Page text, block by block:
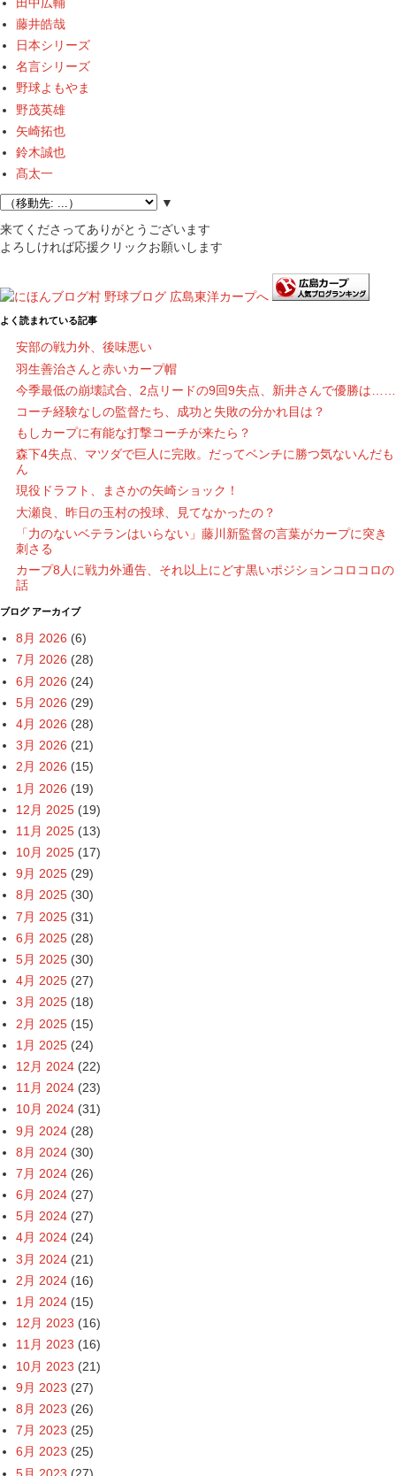
藤井皓哉
日本シリーズ
名言シリーズ
野球よもやま
野茂英雄
矢崎拓也
鈴木誠也
髙太一
▼
来てくださってありがとうございます
よろしければ応援クリックお願いします
よく読まれている記事
安部の戦力外、後味悪い
羽生善治さんと赤いカープ帽
今季最低の崩壊試合、2点リードの9回9失点、新井さんで優勝は……
コーチ経験なしの監督たち、成功と失敗の分かれ目は？
もしカープに有能な打撃コーチが来たら？
森下4失点、マツダで巨人に完敗。だってベンチに勝つ気ないんだも
ん
現役ドラフト、まさかの矢崎ショック！
大瀬良、昨日の玉村の投球、見てなかったの？
「力のないベテランはいらない」藤川新監督の言葉がカープに突き
刺さる
カープ8人に戦力外通告、それ以上にどす黒いポジションコロコロの
話
ブログ アーカイブ
8月 2026 (6)
7月 2026 (28)
6月 2026 (24)
5月 2026 (29)
4月 2026 (28)
3月 2026 (21)
2月 2026 (15)
1月 2026 (19)
12月 2025 (19)
11月 2025 (13)
10月 2025 (17)
9月 2025 (29)
8月 2025 (30)
7月 2025 (31)
6月 2025 (28)
5月 2025 (30)
4月 2025 (27)
3月 2025 (18)
2月 2025 (15)
1月 2025 (24)
12月 2024 (22)
11月 2024 (23)
10月 2024 (31)
9月 2024 (28)
8月 2024 (30)
7月 2024 (26)
6月 2024 (27)
5月 2024 (27)
4月 2024 (24)
3月 2024 (21)
2月 2024 (16)
1月 2024 (15)
12月 2023 (16)
11月 2023 (16)
10月 2023 (21)
9月 2023 (27)
8月 2023 (26)
7月 2023 (25)
6月 2023 (25)
5月 2023 (27)